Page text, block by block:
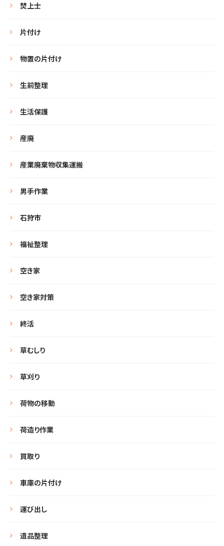
焚上士
片付け
物置の片付け
生前整理
生活保護
産廃
産業廃棄物収集運搬
男手作業
石狩市
福祉整理
空き家
空き家対策
終活
草むしり
草刈り
荷物の移動
荷造り作業
買取り
車庫の片付け
運び出し
遺品整理